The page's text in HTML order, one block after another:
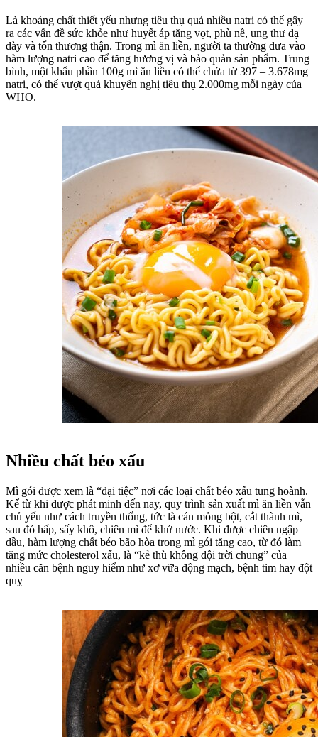
Là khoáng chất thiết yếu nhưng tiêu thụ quá nhiều natri có thể gây
ra các vấn đề sức khỏe như huyết áp tăng vọt, phù nề, ung thư dạ
dày và tổn thương thận. Trong mì ăn liền, người ta thường đưa vào
hàm lượng natri cao để tăng hương vị và bảo quản sản phẩm. Trung
bình, một khẩu phần 100g mì ăn liền có thể chứa từ 397 – 3.678mg
natri, có thể vượt quá khuyến nghị tiêu thụ 2.000mg mỗi ngày của
WHO.
Nhiều chất béo xấu
Mì gói được xem là “đại tiệc” nơi các loại chất béo xấu tung hoành.
Kể từ khi được phát minh đến nay, quy trình sản xuất mì ăn liền vẫn
chủ yếu như cách truyền thống, tức là cán mỏng bột, cắt thành mì,
sau đó hấp, sấy khô, chiên mì để khử nước. Khi được chiên ngập
dầu, hàm lượng chất béo bão hòa trong mì gói tăng cao, từ đó làm
tăng mức cholesterol xấu, là “kẻ thù không đội trời chung” của
nhiều căn bệnh nguy hiểm như xơ vữa động mạch, bệnh tim hay đột
quỵ